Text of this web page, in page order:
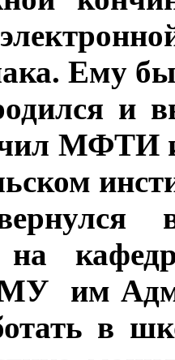
Ему
и
МФТИ и
на
им
в